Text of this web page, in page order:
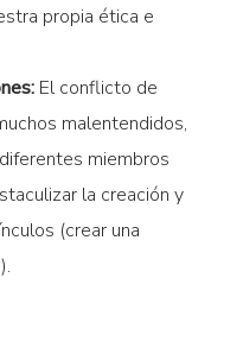
propia ética e
:El conflicto de
malentendidos,
miembros
la creación y
(crear una